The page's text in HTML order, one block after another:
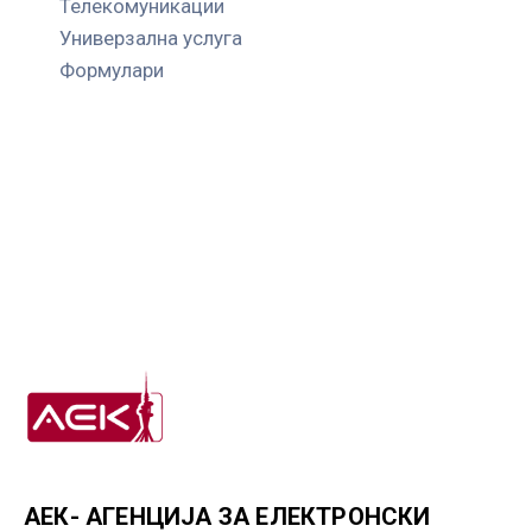
Телекомуникации
Универзална услуга
Формулари
АЕК- АГЕНЦИЈА ЗА ЕЛЕКТРОНСКИ